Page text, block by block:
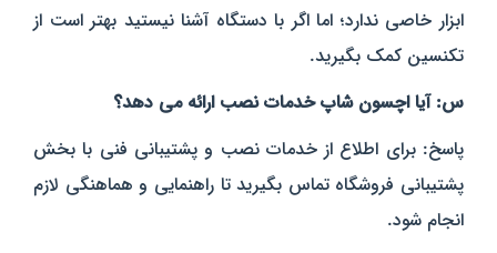
ابزار خاصی ندارد؛ اما اگر با دستگاه آشنا نیستید بهتر است از
تکنسین کمک بگیرید.
س: آیا اچسون شاپ خدمات نصب ارائه می‌ دهد؟
پاسخ: برای اطلاع از خدمات نصب و پشتیبانی فنی با بخش
پشتیبانی فروشگاه تماس بگیرید تا راهنمایی و هماهنگی لازم
انجام شود.